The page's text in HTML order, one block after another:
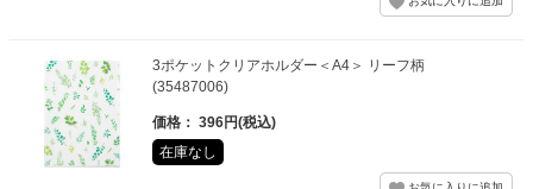
3ポケットクリアホルダー＜A4＞ リーフ柄
(35487006)
価格： 396円(税込)
在庫なし